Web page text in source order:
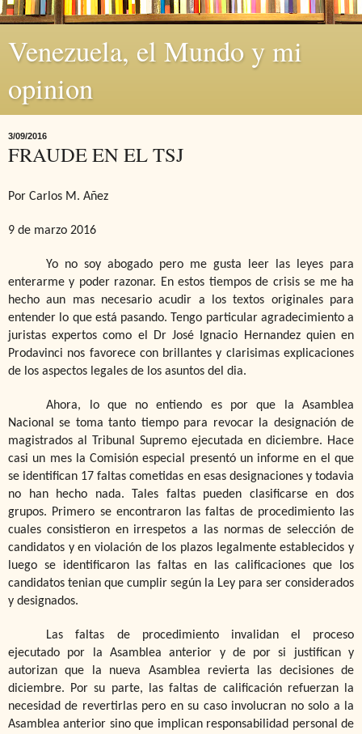
Venezuela, el Mundo y mi
opinion
3/09/2016
FRAUDE EN EL TSJ
Por Carlos M. Añez
9 de marzo 2016
Yo no soy abogado pero me gusta leer las leyes para
enterarme y poder razonar. En estos tiempos de crisis se me ha
hecho aun mas necesario acudir a los textos originales para
entender lo que está pasando. Tengo particular agradecimiento a
juristas expertos como el Dr José Ignacio Hernandez quien en
Prodavinci nos favorece con brillantes y clarisimas explicaciones
de los aspectos legales de los asuntos del dia.
Ahora, lo que no entiendo es por que la Asamblea
Nacional se toma tanto tiempo para revocar la designación de
magistrados al Tribunal Supremo ejecutada en diciembre. Hace
casi un mes la Comisión especial presentó un informe en el que
se identifican 17 faltas cometidas en esas designaciones y todavia
no han hecho nada. Tales faltas pueden clasificarse en dos
grupos. Primero se encontraron las faltas de procedimiento las
cuales consistieron en irrespetos a las normas de selección de
candidatos y en violación de los plazos legalmente establecidos y
luego se identificaron las faltas en las calificaciones que los
candidatos tenian que cumplir según la Ley para ser considerados
y designados.
Las faltas de procedimiento invalidan el proceso
ejecutado por la Asamblea anterior y de por si justifican y
autorizan que la nueva Asamblea revierta las decisiones de
diciembre. Por su parte, las faltas de calificación refuerzan la
necesidad de revertirlas pero en su caso involucran no solo a la
Asamblea anterior sino que implican responsabilidad personal de